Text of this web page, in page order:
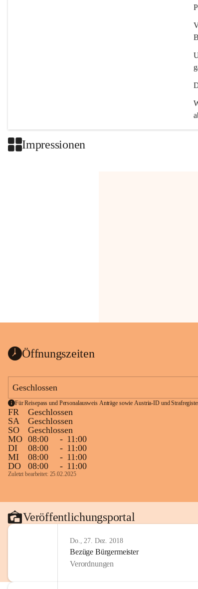
Impressionen
Öffnungszeiten
Geschlossen
Für Reisepass und Personalausweis Anträge sowie Austria-ID und
FR
Geschlossen
SA
Geschlossen
SO
Geschlossen
MO 08:00 - 11:00
DI
08:00 - 11:00
MI
08:00 - 11:00
DO
08:00 - 11:00
Zuletzt bearbeitet: 25.02.2025
Veröffentlichungsportal
Do., 27. Dez. 2018
Bezüge Bürgermeister
Verordnungen